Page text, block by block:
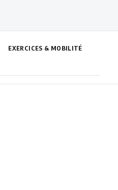
EXERCICES & MOBILITÉ